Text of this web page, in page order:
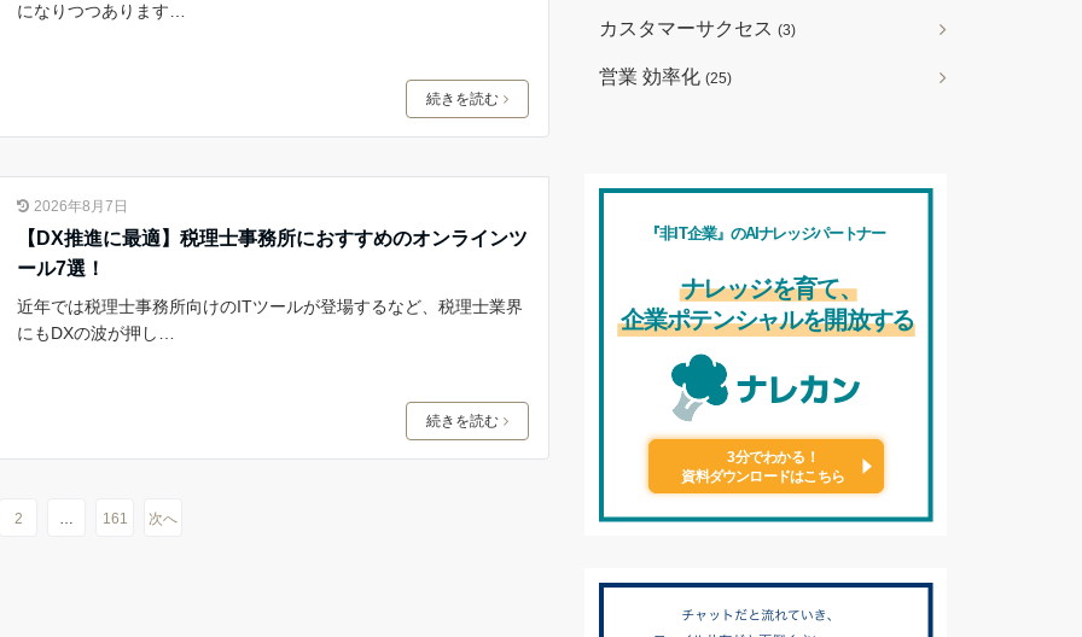
になりつつあります…
続きを読む
2026年8月7日
【DX推進に最適】税理士事務所におすすめのオンラインツ
ール7選！
近年では税理士事務所向けのITツールが登場するなど、税理士業界
にもDXの波が押し…
続きを読む
2 161 次へ
カスタマーサクセス (3)
営業 効率化 (25)